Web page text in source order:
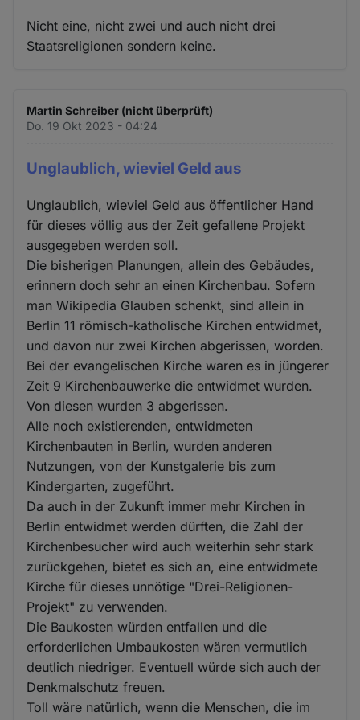
Nicht eine, nicht zwei und auch nicht drei
Staatsreligionen sondern keine.
Martin Schreiber (nicht überprüft)
Do. 19 Okt 2023 - 04:24
Unglaublich, wieviel Geld aus
Unglaublich, wieviel Geld aus öffentlicher Hand
für dieses völlig aus der Zeit gefallene Projekt
ausgegeben werden soll.
Die bisherigen Planungen, allein des Gebäudes,
erinnern doch sehr an einen Kirchenbau. Sofern
man Wikipedia Glauben schenkt, sind allein in
Berlin 11 römisch-katholische Kirchen entwidmet,
und davon nur zwei Kirchen abgerissen, worden.
Bei der evangelischen Kirche waren es in jüngerer
Zeit 9 Kirchenbauwerke die entwidmet wurden.
Von diesen wurden 3 abgerissen.
Alle noch existierenden, entwidmeten
Kirchenbauten in Berlin, wurden anderen
Nutzungen, von der Kunstgalerie bis zum
Kindergarten, zugeführt.
Da auch in der Zukunft immer mehr Kirchen in
Berlin entwidmet werden dürften, die Zahl der
Kirchenbesucher wird auch weiterhin sehr stark
zurückgehen, bietet es sich an, eine entwidmete
Kirche für dieses unnötige "Drei-Religionen-
Projekt" zu verwenden.
Die Baukosten würden entfallen und die
erforderlichen Umbaukosten wären vermutlich
deutlich niedriger. Eventuell würde sich auch der
Denkmalschutz freuen.
Toll wäre natürlich, wenn die Menschen, die im